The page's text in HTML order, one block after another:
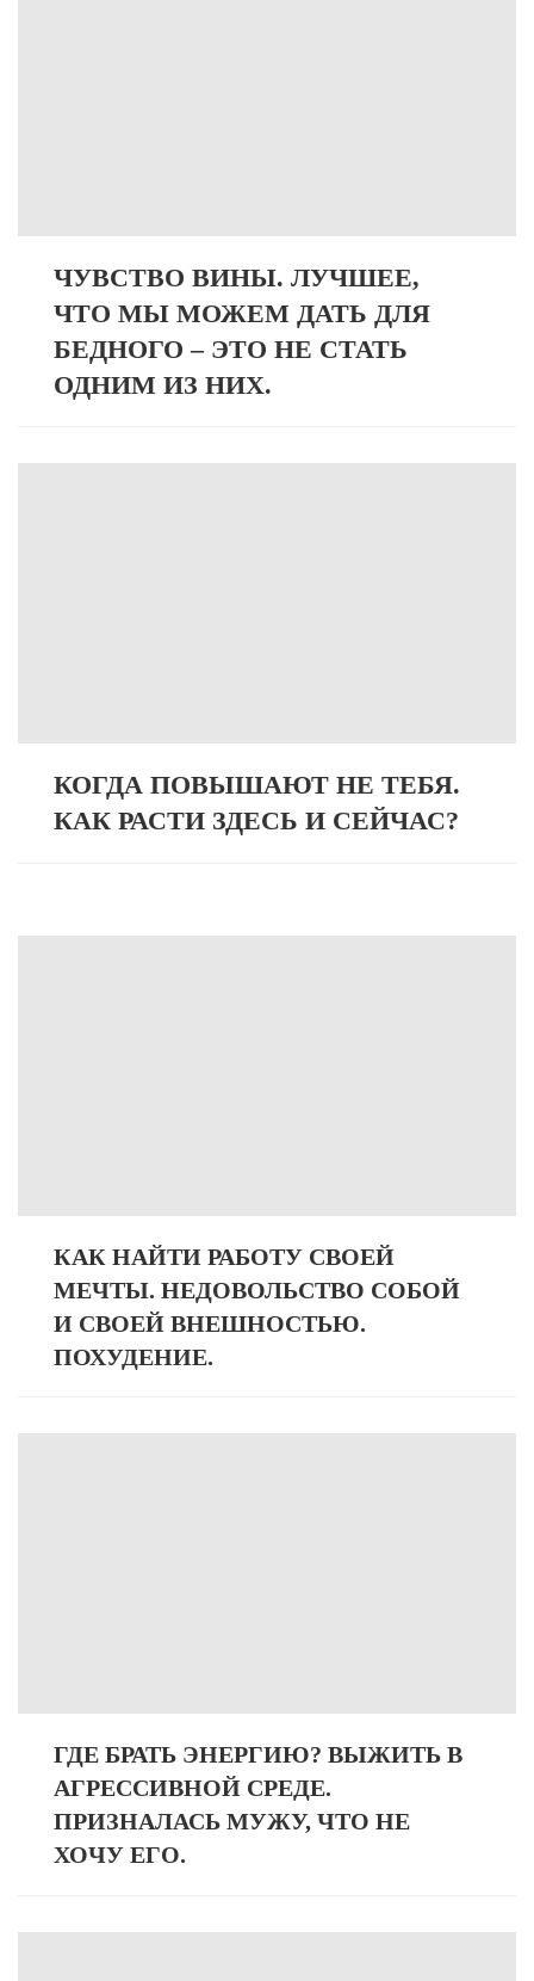
ЧУВСТВО ВИНЫ. ЛУЧШЕЕ,
ЧТО МЫ МОЖЕМ ДАТЬ ДЛЯ
БЕДНОГО – ЭТО НЕ СТАТЬ
ОДНИМ ИЗ НИХ.
КОГДА ПОВЫШАЮТ НЕ ТЕБЯ.
КАК РАСТИ ЗДЕСЬ И СЕЙЧАС?
КАК НАЙТИ РАБОТУ СВОЕЙ
МЕЧТЫ. НЕДОВОЛЬСТВО СОБОЙ
И СВОЕЙ ВНЕШНОСТЬЮ.
ПОХУДЕНИЕ.
ГДЕ БРАТЬ ЭНЕРГИЮ? ВЫЖИТЬ В
АГРЕССИВНОЙ СРЕДЕ.
ПРИЗНАЛАСЬ МУЖУ, ЧТО НЕ
ХОЧУ ЕГО.